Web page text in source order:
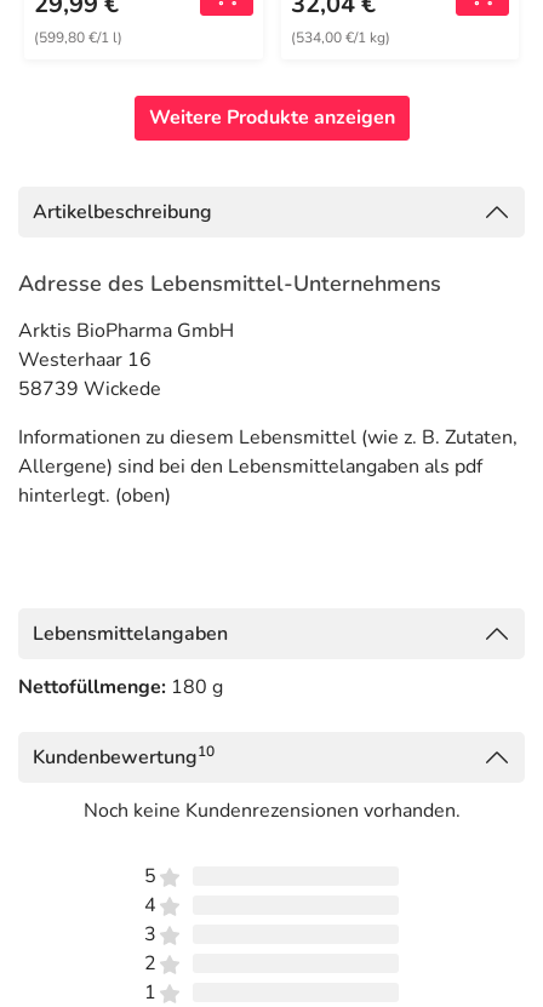
(599,80 €/1 l) (534,00 €/1 kg)
Weitere Produkte anzeigen
Artikelbeschreibung
Adresse des Lebensmittel-Unternehmens
Arktis BioPharma GmbH
Westerhaar 16
58739 Wickede
Informationen zu diesem Lebensmittel (wie z. B. Zutaten,
Allergene) sind bei den Lebensmittelangaben als pdf
hinterlegt. (oben)
Lebensmittelangaben
Nettofüllmenge: 180 g
Kundenbewertung10
Noch keine Kundenrezensionen vorhanden.
5
4
3
2
1